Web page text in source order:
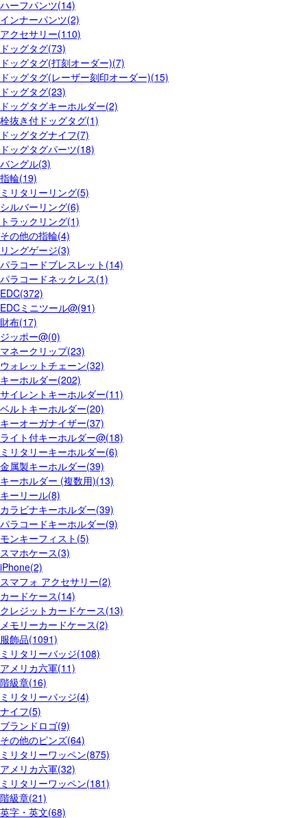
ハーフパンツ(14)
インナーパンツ(2)
アクセサリー(110)
ドッグタグ(73)
ドッグタグ(打刻オーダー)(7)
ドッグタグ(レーザー刻印オーダー)(15)
ドッグタグ(23)
ドッグタグキーホルダー(2)
栓抜き付ドッグタグ(1)
ドッグタグナイフ(7)
ドッグタグパーツ(18)
バングル(3)
指輪(19)
ミリタリーリング(5)
シルバーリング(6)
トラックリング(1)
その他の指輪(4)
リングゲージ(3)
パラコードブレスレット(14)
パラコードネックレス(1)
EDC(372)
EDCミニツール@(91)
財布(17)
ジッポー@(0)
マネークリップ(23)
ウォレットチェーン(32)
キーホルダー(202)
サイレントキーホルダー(11)
ベルトキーホルダー(20)
キーオーガナイザー(37)
ライト付キーホルダー@(18)
ミリタリーキーホルダー(6)
金属製キーホルダー(39)
キーホルダー (複数用)(13)
キーリール(8)
カラビナキーホルダー(39)
パラコードキーホルダー(9)
モンキーフィスト(5)
スマホケース(3)
iPhone(2)
スマフォ アクセサリー(2)
カードケース(14)
クレジットカードケース(13)
メモリーカードケース(2)
服飾品(1091)
ミリタリーバッジ(108)
アメリカ六軍(11)
階級章(16)
ミリタリーバッジ(4)
ナイフ(5)
ブランドロゴ(9)
その他のピンズ(64)
ミリタリーワッペン(875)
アメリカ六軍(32)
ミリタリーワッペン(181)
階級章(21)
英字・英文(68)